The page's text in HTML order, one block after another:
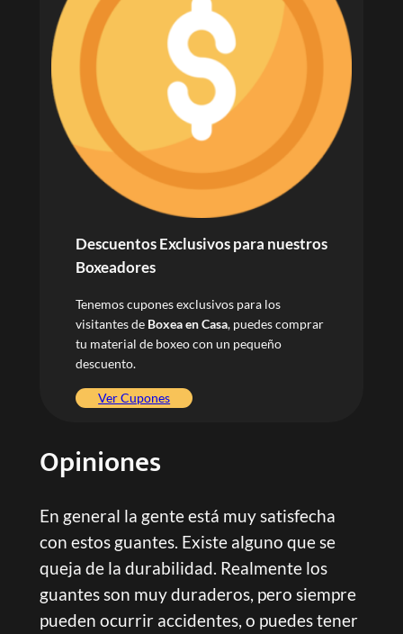
DescuentosExclusivos para nuestros
Boxeadores
Tenemos cupones exclusivos para los
visitantes de Boxea en Casa, puedes comprar
tu material de boxeo con un pequeño
descuento.
Ver Cupones
Opiniones
En general la gente está muy satisfecha
con estos guantes. Existe alguno que se
queja de la durabilidad. Realmente los
guantes son muy duraderos, pero siempre
pueden ocurrir accidentes, o puedes tener